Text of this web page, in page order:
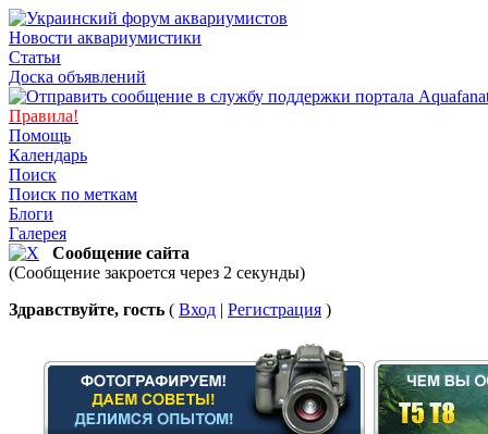
Новости аквариумистики
Статьи
Доска объявлений
Правила!
Помощь
Календарь
Поиск
Поиск по меткам
Блоги
Галерея
Сообщение сайта
(Сообщение закроется через 2 секунды)
Здравствуйте, гость ( Вход | Регистрация )